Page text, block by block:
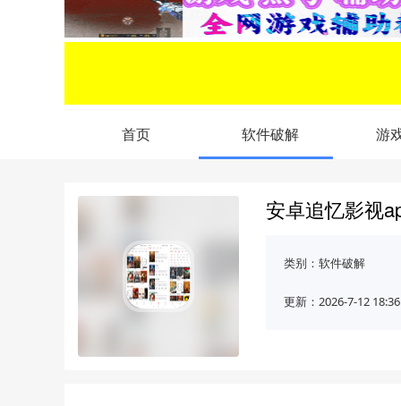
首页 软件破解 游
安卓追忆影视
类别： 软件破解
更新：2026-7-12